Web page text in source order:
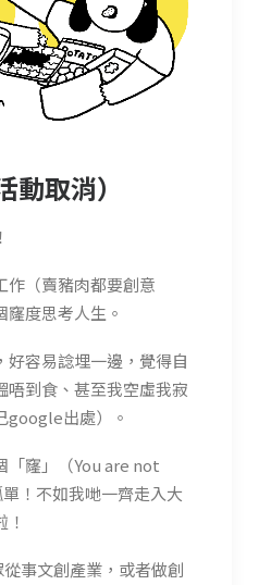
取消）
作（賣豬肉都要創意
度思考人生。
好容易諗埋一邊，覺得自
唔到食、甚至我空虛我寂
google出處）。
「窿」（You are not
！不如我哋一齊走入大
從事文創產業，或者做創